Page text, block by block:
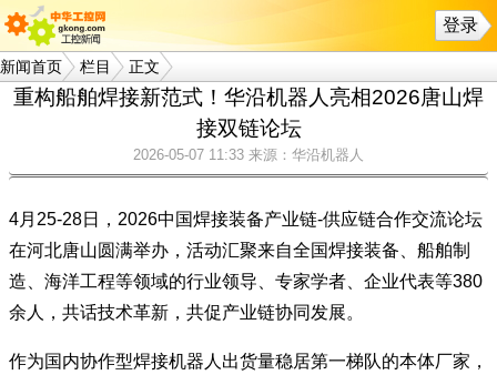
登录
新闻首页 栏目 正文
重构船舶焊接新范式！华沿机器人亮相2026唐山焊
接双链论坛
2026-05-07 11:33 来源：华沿机器人
4月25-28日，2026中国焊接装备产业链-供应链合作交流论坛
在河北唐山圆满举办，活动汇聚来自全国焊接装备、船舶制
造、海洋工程等领域的行业领导、专家学者、企业代表等380
余人，共话技术革新，共促产业链协同发展。
作为国内协作型焊接机器人出货量稳居第一梯队的本体厂家，